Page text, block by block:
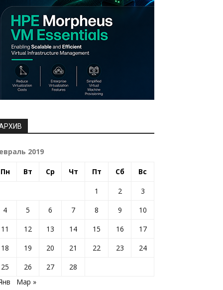
2019
Пн Вт Ср Чт Пт Сб Вс
1 2
3
4
5 6 7 8 9
10
11
12 13 14 15 16
17
18
19 20 21 22 23
24
25
26 27
28
Мар »